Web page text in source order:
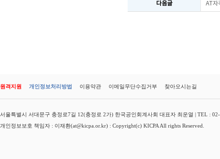
다음글 AT자
원격지원 개인정보처리방법 이용약관 이메일무단수집거부 찾아오시는길
서울특별시 서대문구 충정로7길 12(충정로 2가) 한국공인회계사회 대표자 최운열 | TEL :
개인정보보호 책임자 : 이재환(at@kicpa.or.kr) : Copyright(c) KICPA All rights Reserved.